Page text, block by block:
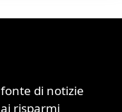
di notizie
risparmi